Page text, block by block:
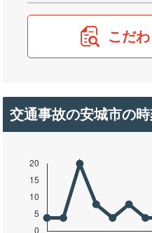
こだ
交通事故の安城市の